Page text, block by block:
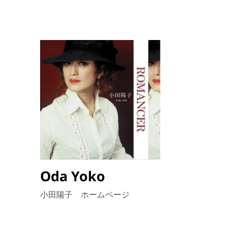
Oda Yoko
小田陽子 ホームページ